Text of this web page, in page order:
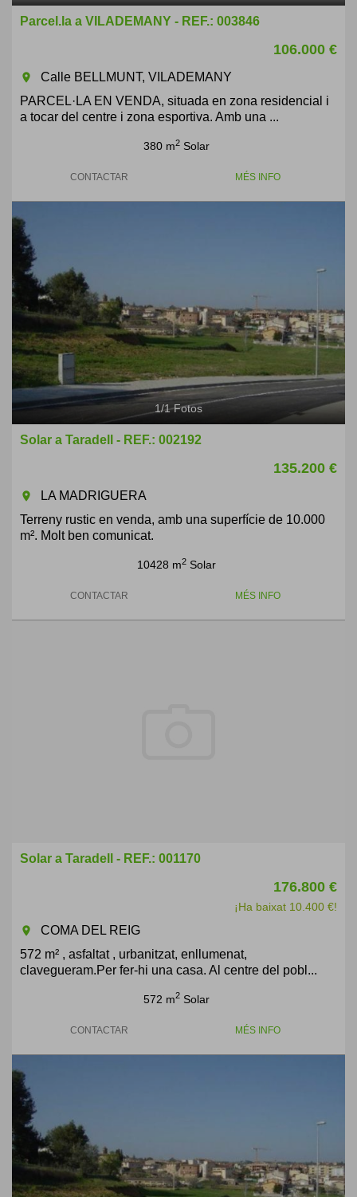
Parcel.la a VILADEMANY - REF.: 003846
106.000 €
room
Calle BELLMUNT, VILADEMANY
PARCEL·LA EN VENDA, situada en zona residencial i
a tocar del centre i zona esportiva. Amb una ...
380 m2 Solar
CONTACTAR MÉS INFO
1/1Fotos
Solar a Taradell - REF.: 002192
135.200 €
room
LA MADRIGUERA
Terreny rustic en venda, amb una superfície de 10.000
m². Molt ben comunicat.
10428 m2 Solar
CONTACTAR MÉS INFO
Solar a Taradell - REF.: 001170
176.800 €
¡Ha baixat 10.400 €!
room
COMA DEL REIG
572 m² , asfaltat , urbanitzat, enllumenat,
clavegueram.Per fer-hi una casa. Al centre del pobl...
572 m2 Solar
CONTACTAR MÉS INFO